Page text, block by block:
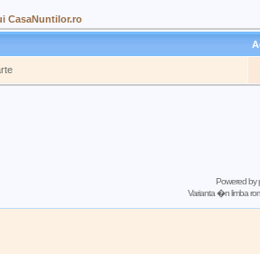
CasaNuntilor.ro
Powered by
Varianta �n limba